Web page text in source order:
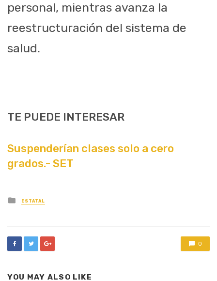
personal, mientras avanza la
reestructuración del sistema de
salud.
TE PUEDE INTERESAR
Suspenderían clases solo a cero
grados.- SET
Posted
in
ESTATAL
0
YOU MAY ALSO LIKE